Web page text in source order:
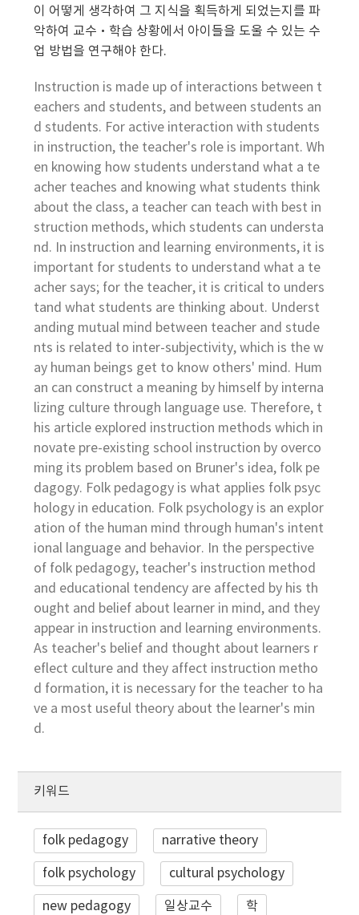
이 어떻게 생각하여 그 지식을 획득하게 되었는지를 파
악하여 교수·학습 상황에서 아이들을 도울 수 있는 수
업 방법을 연구해야 한다.
Instruction is made up of interactions between t
eachers and students, and between students an
d students. For active interaction with students
in instruction, the teacher's role is important. Wh
en knowing how students understand what a te
acher teaches and knowing what students think
about the class, a teacher can teach with best in
struction methods, which students can understa
nd. In instruction and learning environments, it is
important for students to understand what a te
acher says; for the teacher, it is critical to unders
tand what students are thinking about. Underst
anding mutual mind between teacher and stude
nts is related to inter-subjectivity, which is the w
ay human beings get to know others' mind. Hum
an can construct a meaning by himself by interna
lizing culture through language use. Therefore, t
his article explored instruction methods which in
novate pre-existing school instruction by overco
ming its problem based on Bruner's idea, folk pe
dagogy. Folk pedagogy is what applies folk psyc
hology in education. Folk psychology is an explor
ation of the human mind through human's intent
ional language and behavior. In the perspective
of folk pedagogy, teacher's instruction method
and educational tendency are affected by his th
ought and belief about learner in mind, and they
appear in instruction and learning environments.
As teacher's belief and thought about learners r
eflect culture and they affect instruction metho
d formation, it is necessary for the teacher to ha
ve a most useful theory about the learner's min
d.
키워드
folk pedagogy narrative theory
folk psychology cultural psychology
new pedagogy 일상교수 학